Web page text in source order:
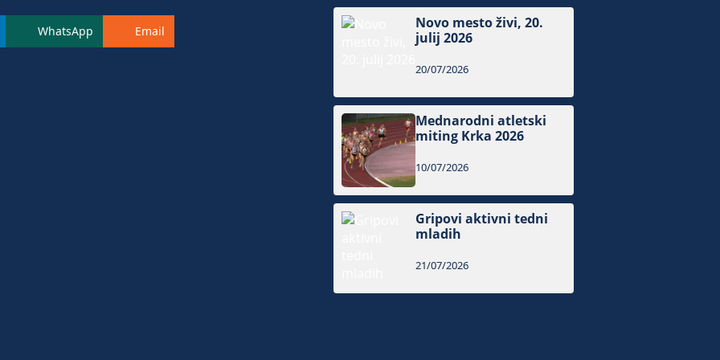
WhatsApp Email
Novo mesto živi, 20.
julij 2026
20/07/2026
Mednarodni atletski
miting Krka 2026
10/07/2026
Gripovi aktivni tedni
mladih
21/07/2026